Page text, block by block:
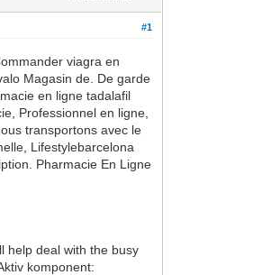
#1
viagra en
Magasin de. De garde
en ligne tadalafil
Professionnel en ligne,
transportons avec le
Lifestylebarcelona
Pharmacie En Ligne
help deal with the busy
komponent: